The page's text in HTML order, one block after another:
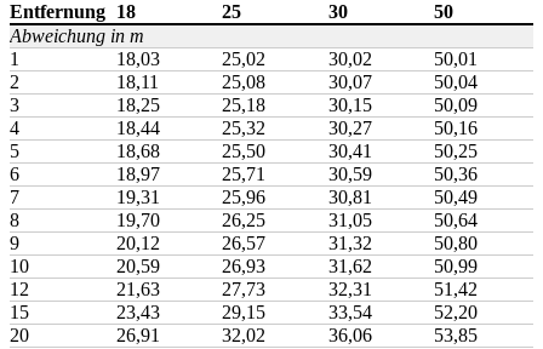
Entfernung 18 25 30 50
Abweichung in m
1
18,03 25,02 30,02 50,01
2
18,11 25,08 30,07 50,04
3
18,25 25,18 30,15 50,09
4
18,44 25,32 30,27 50,16
5
18,68 25,50 30,41 50,25
6
18,97 25,71 30,59 50,36
7
19,31 25,96 30,81 50,49
8
19,70 26,25 31,05 50,64
9
20,12 26,57 31,32 50,80
10
20,59 26,93 31,62 50,99
12
21,63 27,73 32,31 51,42
15
23,43 29,15 33,54 52,20
20
26,91 32,02 36,06 53,85